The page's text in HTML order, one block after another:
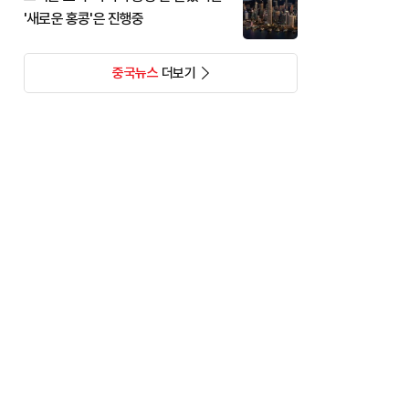
'새로운 홍콩'은 진행중
중국뉴스더보기